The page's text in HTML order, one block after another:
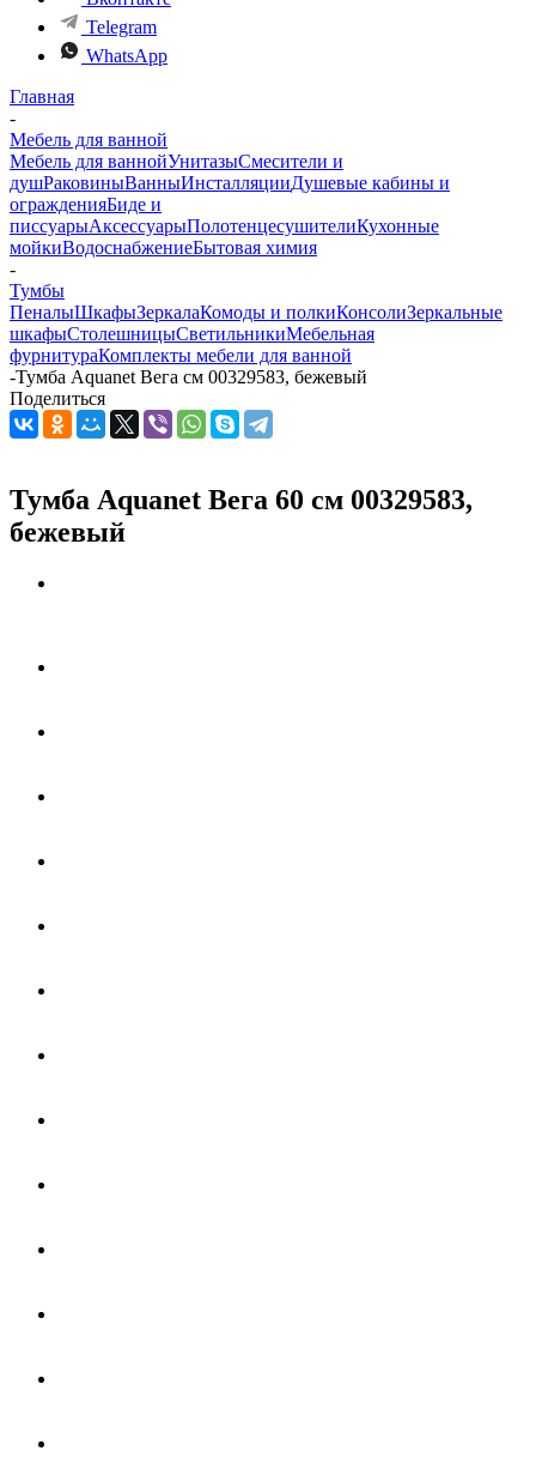
Telegram
WhatsApp
Главная
-
Мебель для ванной
Мебель для ваннойУнитазыСмесители и
душРаковиныВанныИнсталляцииДушевые кабины и
огражденияБиде и
писсуарыАксессуарыПолотенцесушителиКухонные
мойкиВодоснабжениеБытовая химия
-
Тумбы
ПеналыШкафыЗеркалаКомоды и полкиКонсолиЗеркальные
шкафыСтолешницыСветильникиМебельная
фурнитураКомплекты мебели для ванной
-Тумба Aquanet Вега см 00329583, бежевый
Поделиться
Тумба Aquanet Вега 60 см 00329583,
бежевый